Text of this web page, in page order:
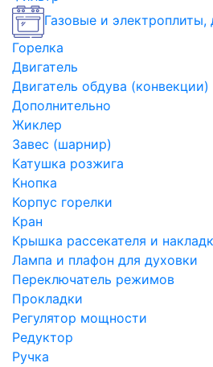
Газовые и электроплиты,
Горелка
Двигатель
Двигатель обдува (конвекции)
Дополнительно
Жиклер
Завес (шарнир)
Катушка розжига
Кнопка
Корпус горелки
Кран
Крышка рассекателя и
Лампа и плафон для духовки
Переключатель режимов
Прокладки
Регулятор мощности
Редуктор
Ручка